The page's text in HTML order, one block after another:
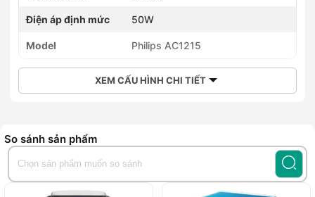
Điện áp định mức 50W
Model Philips AC1215
XEM CẤU HÌNH CHI TIẾT
So sánh sản phẩm